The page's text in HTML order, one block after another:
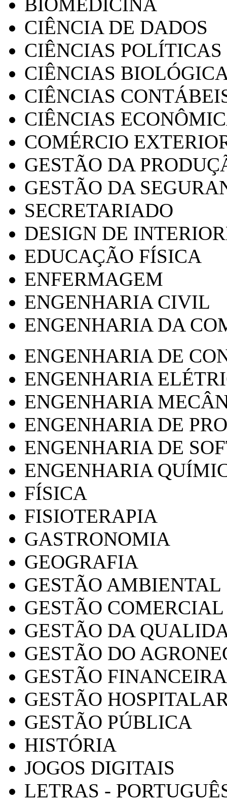
CIÊNCIA DE DADOS
CIÊNCIAS POLÍTICAS
CIÊNCIAS
CIÊNCIAS
CIÊNCIAS
COMÉRCIO
GESTÃO DA
GESTÃO DA
SECRETARIADO
DESIGN DE
EDUCAÇÃO FÍSICA
ENFERMAGEM
ENGENHARIA CIVIL
ENGENHARIA DA
ENGENHARIA DE
ENGENHARIA
ENGENHARIA
ENGENHARIA DE
ENGENHARIA DE
ENGENHARIA
FÍSICA
FISIOTERAPIA
GASTRONOMIA
GEOGRAFIA
GESTÃO AMBIENTAL
GESTÃO COMERCIAL
GESTÃO DA
GESTÃO DO
GESTÃO FINANCEIRA
GESTÃO
GESTÃO PÚBLICA
HISTÓRIA
JOGOS DIGITAIS
LETRAS -